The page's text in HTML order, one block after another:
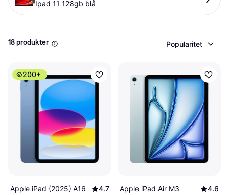
Ipad 11 128gb blå
18 produkter Popularitet
200+
Apple iPad (2025) A16
4.7
Apple iPad Air M3
4.6